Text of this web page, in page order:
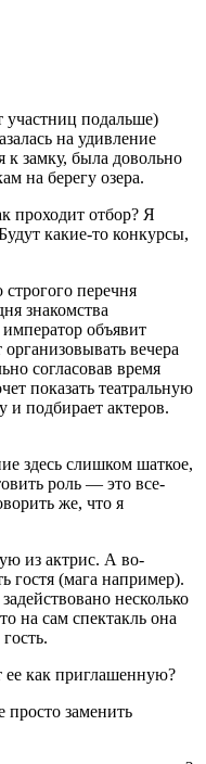
участниц подальше)
на удивление
замку, была довольно
на берегу озера.
проходит отбор? Я
какие-то конкурсы,
перечня
знакомства
объявит
вечера
согласовав время
показать театральную
и подбирает актеров.
здесь слишком шаткое,
роль — это все-
же, что я
из актрис. А во-
гостя (мага например).
несколько
на сам спектакль она
ее как приглашенную?
заменить